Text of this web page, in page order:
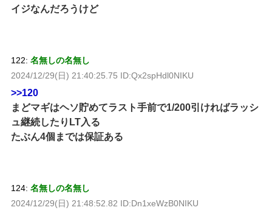
イジなんだろうけど
122: 名無しの名無し
2024/12/29(日) 21:40:25.75 ID:Qx2spHdl0NIKU
>>120
まどマギはヘソ貯めてラスト手前で1/200引ければラッシ
ュ継続したりLT入る
たぶん4個までは保証ある
124: 名無しの名無し
2024/12/29(日) 21:48:52.82 ID:Dn1xeWzB0NIKU